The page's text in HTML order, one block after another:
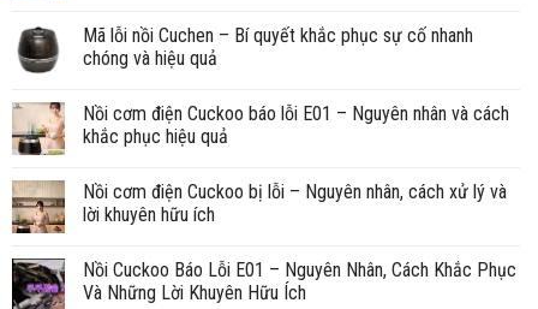
Mã lỗi nồi Cuchen – Bí quyết khắc phục sự cố nhanh
chóng và hiệu quả
Nồi cơm điện Cuckoo báo lỗi E01 – Nguyên nhân và cách
khắc phục hiệu quả
Nồi cơm điện Cuckoo bị lỗi – Nguyên nhân, cách xử lý và
lời khuyên hữu ích
Nồi Cuckoo Báo Lỗi E01 – Nguyên Nhân, Cách Khắc Phục
Và Những Lời Khuyên Hữu Ích